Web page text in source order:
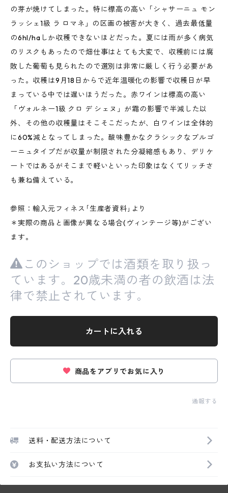
の芽が焼けてしまった。特に標高の高い「シャサーニュ モン
ラッシェ1級 ラ ロマネ」の区画の被害が大きく、過去最低量
の6hl/haしか収穫できないほどだった。夏には雨が多く病気
のリスクもあったので畑仕事はとても大変で、収穫前には腐
敗した葡萄も見られたので選別は非常に厳しく行う必要があ
った。収穫は9月18日からで近年温暖化の影響で収穫日が早
まっている中では遅いほうだった。赤ワインは標高の高い
「ヴォルネー1級 クロ デ シェヌ」が霜の影響で半減した以
外、その他の収穫量はそこそこだったが、白ワインは全体的
に60%減となってしまった。酸味豊かなクラシックなブルゴ
ーニュタイプだが収量が制限された分凝縮感もあり、デリケ
ートではあるがそこまで軽いといった印象はなくてリッチさ
も兼ね備えている。
参照：輸入元フィネス｢生産者資料｣より
＊実際の商品と画像が異なる場合(ヴィンテージ等)がござい
ます。
このショップでは酒類を取り扱っ
ています。20歳未満の者の飲酒は法
律で禁止されています。
カートに入れる
商品をアプリでお気に入り
通報する
送料・配送方法について
お支払い方法について